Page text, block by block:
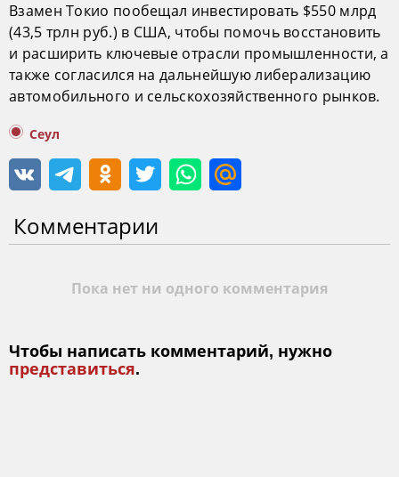
Взамен Токио пообещал инвестировать $550 млрд
(43,5 трлн руб.) в США, чтобы помочь восстановить
и расширить ключевые отрасли промышленности, а
также согласился на дальнейшую либерализацию
автомобильного и сельскохозяйственного рынков.
Сеул
Комментарии
Пока нет ни одного комментария
Чтобы написать комментарий, нужно
представиться.